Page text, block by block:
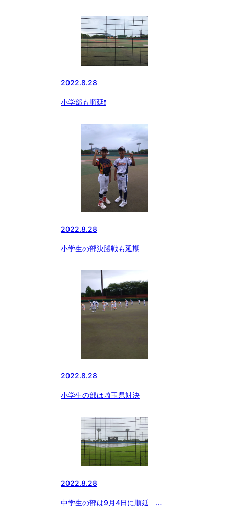
2022.8.28
小学部も順延❗️
2022.8.28
小学生の部決勝戦も延期
2022.8.28
小学生の部は埼玉県対決
2022.8.28
中学生の部は9月4日に順延 東